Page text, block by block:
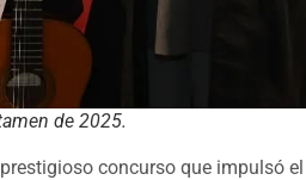
de 2025.
concurso que impulsó